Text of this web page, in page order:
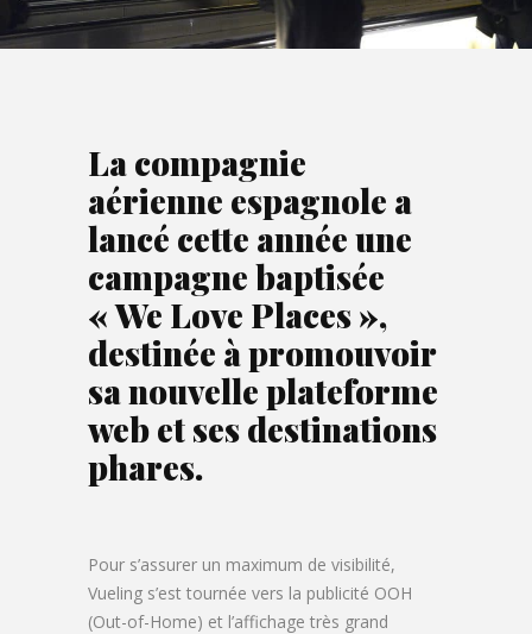
La compagnie
aérienne espagnole a
lancé cette année une
campagne baptisée
« We Love Places »,
destinée à promouvoir
sa nouvelle plateforme
web et ses destinations
phares.
Pour s’assurer un maximum de visibilité,
Vueling s’est tournée vers la publicité OOH
(Out-of-Home) et l’affichage très grand